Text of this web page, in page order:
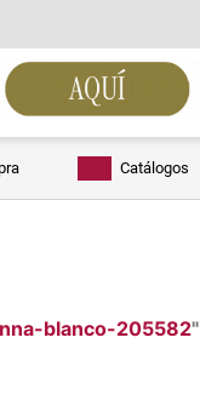
Catálogos
blanco-205582"